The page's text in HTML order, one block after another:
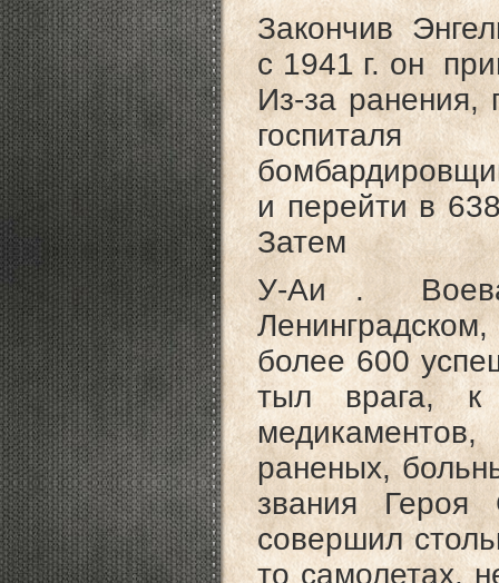
Закончив
с 1941 г. он
Из-за ранения,
госпиталя
и перейти в
Затем
У-Аи .
более 600
тыл врага, к
раненых,
звания
совершил
то самолетах,